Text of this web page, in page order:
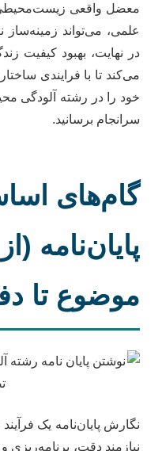
معضل واقعی زیست‌محیطی
علمی، می‌تواند
در نهایت، بهبود کیفیت
می‌کند تا با فرایندی
خود را در رشته آلودگی
سرانجام برسانید.
گام‌های
پایان‌نامه
موضوع تا
نگارش پایان‌نامه یک
نیازمند دقت، برنامه‌ریزی